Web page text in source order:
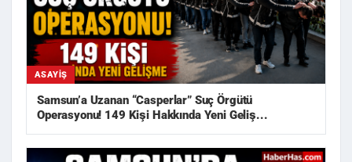
ASAYIŞ
Samsun’a Uzanan “Casperlar” Suç Örgütü
Operasyonu! 149 Kişi Hakkında Yeni Geliş...